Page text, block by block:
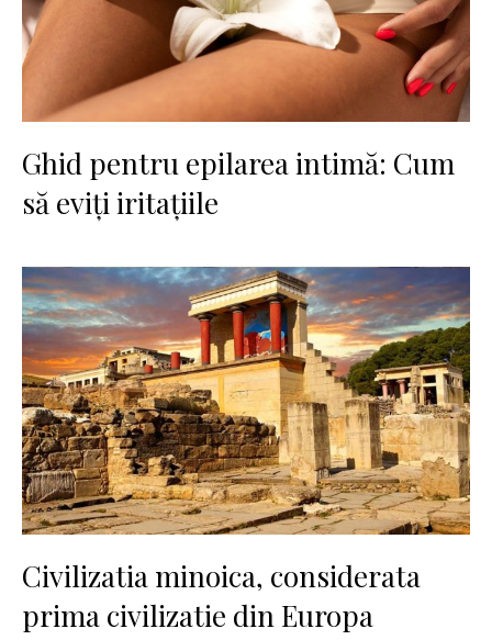
Ghid pentru epilarea intimă: Cum
să eviți iritațiile
Civilizatia minoica, considerata
prima civilizatie din Europa